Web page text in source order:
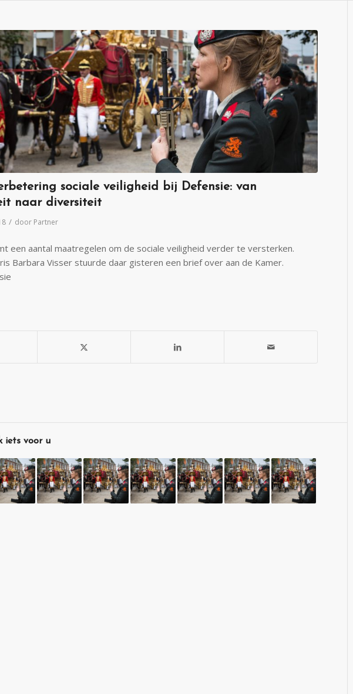
sociale veiligheid bij Defensie: van
naar diversiteit
/ door Partner
een aantal maatregelen om de sociale veiligheid verder te versterken.
Barbara Visser stuurde daar gisteren een brief over aan de Kamer.
iets voor u